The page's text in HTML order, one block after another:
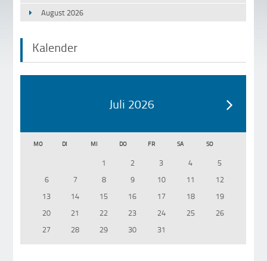
August 2026
Kalender
Juli 2026
MO DI MI DO FR SA SO
1 2 3 4
5
6
7 8 9 10 11
12
13
14 15 16 17 18
19
20
21 22 23 24 25
26
27
28 29 30 31